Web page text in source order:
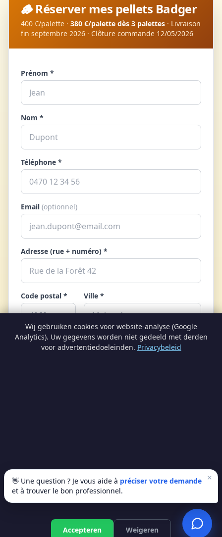
Wij gebruiken cookies voor website-analyse (Google
Analytics). Uw gegevens worden niet gedeeld met derden
voor advertentiedoeleinden. Privacybeleid
Accepteren Weigeren
Gratis offerte
🪵 Réserver mes pellets Badger
400 €/palette · 380 €/palette dès 3 palettes · Livraison
fin septembre 2026 · Clôture commande 12/05/2026
Prénom *
Nom *
Téléphone *
Email (optionnel)
Adresse (rue + numéro) *
Code postal * Ville *
Nombre de palettes *
🪵 Réserver ma palette ×
👋 Une question ? Je vous aide à préciser votre demande
et à trouver le bon professionnel.